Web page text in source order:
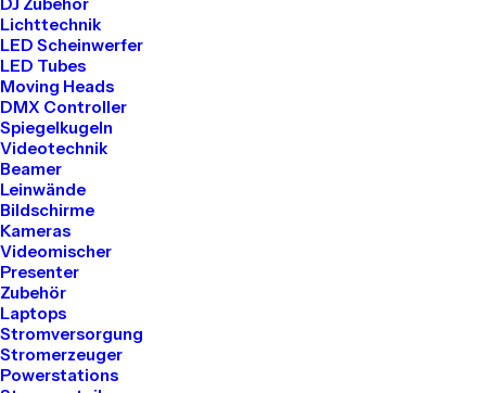
Lichttechnik
LED Scheinwerfer
LED Tubes
Moving Heads
DMX Controller
Spiegelkugeln
Videotechnik
Beamer
Leinwände
Bildschirme
Kameras
Videomischer
Presenter
Zubehör
Laptops
Stromversorgung
Stromerzeuger
Powerstations
Get in touch
Tel: 030 2000 5441
Mail: info@akari-audio.de
Unser Standort
Akari Events
Bessemerstraße 80